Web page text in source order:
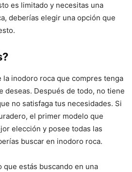
es limitado y necesitas una
deberías elegir una opción que
la inodoro roca que compres tenga
deseas. Después de todo, no tiene
no satisfaga tus necesidades. Si
el primer modelo que
elección y posee todas las
buscar en inodoro roca.
que estás buscando en una